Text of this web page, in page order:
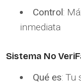
Control:
inmediata
Sistema No
Qué es: Tu